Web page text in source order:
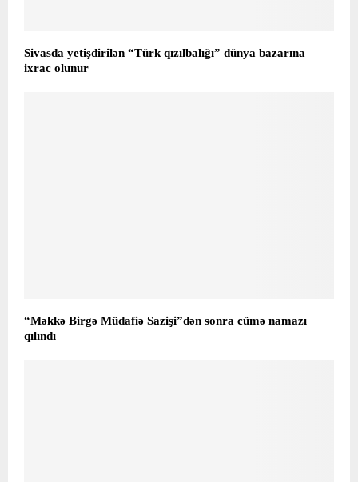
Sivasda yetişdirilən “Türk qızılbalığı” dünya bazarına
ixrac olunur
“Məkkə Birgə Müdafiə Sazişi”dən sonra cümə namazı
qılındı